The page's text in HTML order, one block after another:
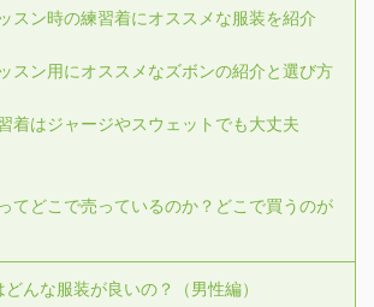
スン時の練習着にオススメな服装を紹介
スン用にオススメなズボンの紹介と選び方
着はジャージやスウェットでも大丈夫
てどこで売っているのか？どこで買うのが
んな服装が良いの？（男性編）